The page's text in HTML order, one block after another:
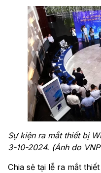
Sự kiện ra mắt thiết bị
3-10-2024. (Ảnh do
Chia sẻ tại lễ ra mắt